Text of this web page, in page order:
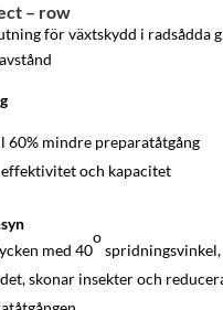
– row
för växtskydd i radsådda
60% mindre preparatåtgång
och kapacitet
med 40
o
skonar insekter och